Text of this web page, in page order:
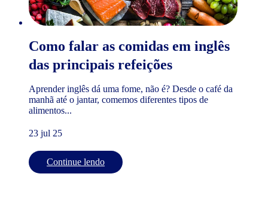
Como falar as comidas em inglês
das principais refeições
Aprender inglês dá uma fome, não é? Desde o café da
manhã até o jantar, comemos diferentes tipos de
alimentos...
23 jul 25
Continue lendo